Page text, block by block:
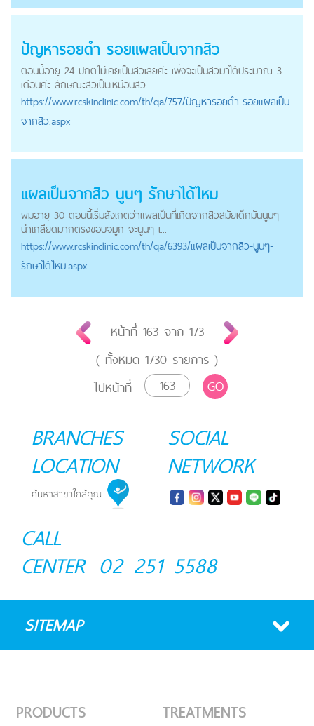
ปัญหารอยดำ รอยแผลเป็นจากสิว
ตอนนี้อายุ 24 ปกติไม่เคยเป็นสิวเลยค่ะ เพิ่งจะเป็นสิวมาได้ประมาณ 3
เดือนค่ะ ลักษณะสิวเป็นเหมือนสิว...
https://www.rcskinclinic.com/th/qa/757/ปัญหารอยดำ-รอยแผลเป็น
จากสิว.aspx
แผลเป็นจากสิว นูนๆ รักษาได้ไหม
ผมอายุ 30 ตอนนี้เริ่มสังเกตว่าแผลเป็นที่เกิดจากสิวสมัยเด็กมันนูนๆ
น่าเกลียดมากตรงขอบจมูก จะนูนๆ เ...
https://www.rcskinclinic.com/th/qa/6393/แผลเป็นจากสิว-นูนๆ-
รักษาได้ไหม.aspx
หน้าที่ 163จาก 173
( ทั้งหมด 1730 รายการ )
ไปหน้าที่
GO
BRANCHES
LOCATION
SOCIAL
NETWORK
CALL
CENTER 02 251 5588
SITEMAP
PRODUCTS TREATMENTS